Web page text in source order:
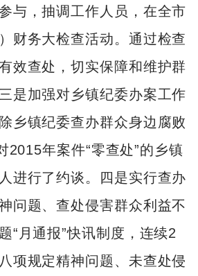
与，抽调工作人员，在全市
财务大检查活动。通过检查
效查处，切实保障和维护群
是加强对乡镇纪委办案工作
乡镇纪委查办群众身边腐败
2015年案件“零查处”的乡镇
进行了约谈。四是实行查办
问题、查处侵害群众利益不
“月通报”快讯制度，连续2
项规定精神问题、未查处侵